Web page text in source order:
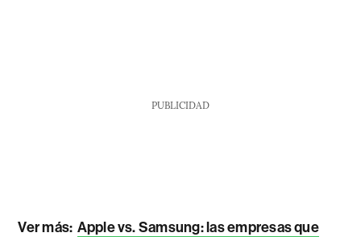
PUBLICIDAD
Ver más: Apple vs. Samsung: las empresas que